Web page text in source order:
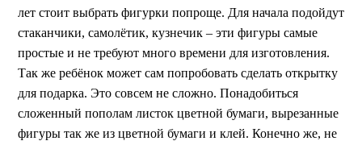
лет стоит выбрать фигурки попроще. Для начала подойдут
стаканчики, самолётик, кузнечик – эти фигуры самые
простые и не требуют много времени для изготовления.
Так же ребёнок может сам попробовать сделать открытку
для подарка. Это совсем не сложно. Понадобиться
сложенный пополам листок цветной бумаги, вырезанные
фигуры так же из цветной бумаги и клей. Конечно же, не